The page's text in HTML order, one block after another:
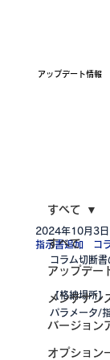
アップデート情報
すべて
アップデー
メンテナン
バージョン
オプション
すべて
指示書追加 コ
2024年10月3日
コラム切断
【格納場所】
パラメータ/